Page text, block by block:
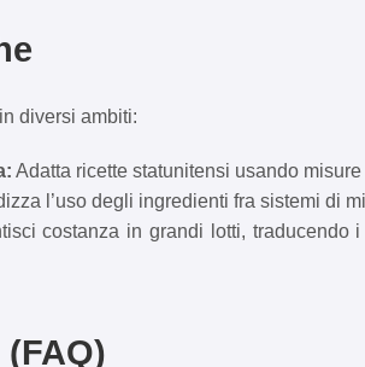
diversi ambiti:
Adatta ricette statunitensi usando misure
l’uso degli ingredienti fra sistemi di
costanza in grandi lotti,